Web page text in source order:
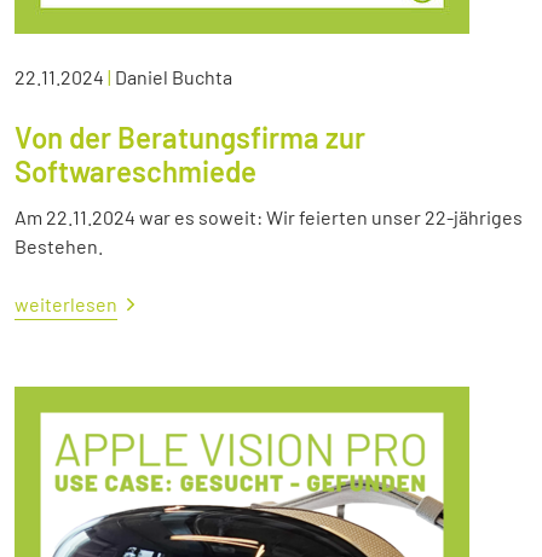
22.11.2024 | Daniel Buchta
Von der Beratungsfirma zur
Softwareschmiede
Am 22.11.2024 war es soweit: Wir feierten unser 22-jähriges
Bestehen.
weiterlesen